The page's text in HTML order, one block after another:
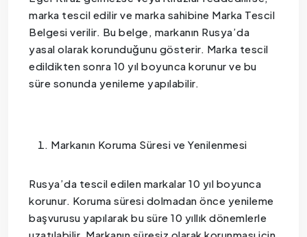
marka tescil edilir ve marka sahibine Marka Tescil
Belgesi verilir. Bu belge, markanın Rusya’da
yasal olarak korunduğunu gösterir. Marka tescil
edildikten sonra 10 yıl boyunca korunur ve bu
süre sonunda yenileme yapılabilir.
Markanın Koruma Süresi ve Yenilenmesi
Rusya’da tescil edilen markalar 10 yıl boyunca
korunur. Koruma süresi dolmadan önce yenileme
başvurusu yapılarak bu süre 10 yıllık dönemlerle